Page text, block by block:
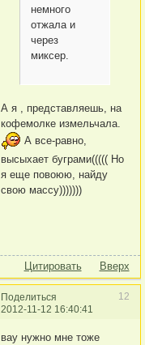
немного
отжала и
через
миксер.
А я , представляешь, на
кофемолке измельчала.
А все-равно,
высыхает буграми((((( Но
я еще повоюю, найду
свою массу)))))))
Цитировать Вверх
Поделиться
12
2012-11-12 16:40:41
вау нужно мне тоже